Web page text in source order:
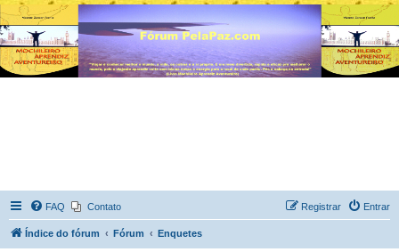
FAQ Contato Entrar
Registrar
Índice do fórum Fórum Enquetes